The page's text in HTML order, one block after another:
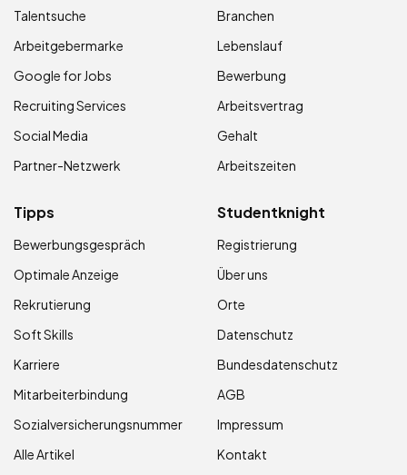
Talentsuche
Arbeitgebermarke
Google for Jobs
Recruiting Services
Social Media
Partner-Netzwerk
Branchen
Lebenslauf
Bewerbung
Arbeitsvertrag
Gehalt
Arbeitszeiten
Tipps
Bewerbungsgespräch
Optimale Anzeige
Rekrutierung
Soft Skills
Karriere
Mitarbeiterbindung
Sozialversicherungsnummer
Alle Artikel
Studentknight
Registrierung
Über uns
Orte
Datenschutz
Bundesdatenschutz
AGB
Impressum
Kontakt